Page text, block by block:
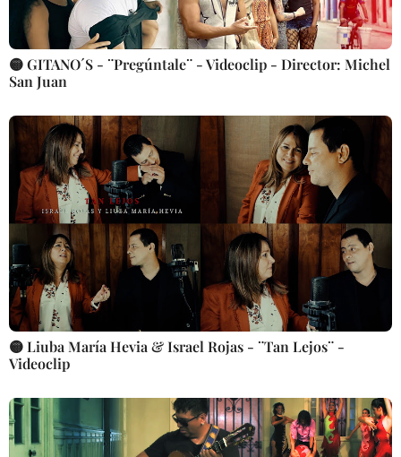
🟡 GITANO´S - ¨Pregúntale¨ - Videoclip - Director: Michel
San Juan
🟡 Liuba María Hevia & Israel Rojas - ¨Tan Lejos¨ -
Videoclip